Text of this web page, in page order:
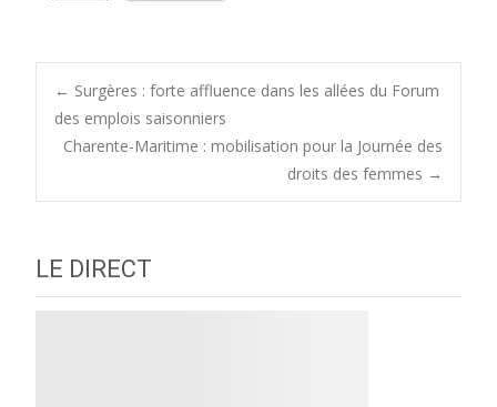
Post
navigation
← Surgères : forte affluence dans les allées du Forum
des emplois saisonniers
Charente-Maritime : mobilisation pour la Journée des
droits des femmes →
LE DIRECT